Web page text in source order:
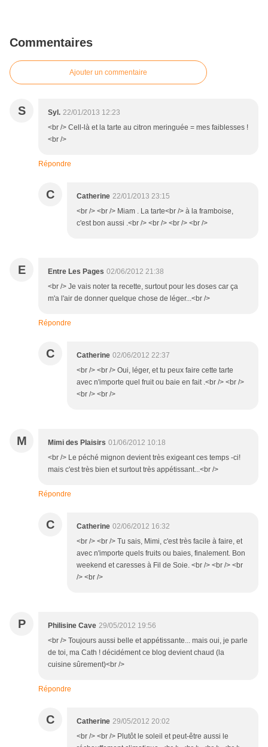
Commentaires
Ajouter un commentaire
S Syl. 22/01/2013 12:23
<br /> Cell-là et la tarte au citron meringuée = mes faiblesses !
<br />
Répondre
C Catherine 22/01/2013 23:15
<br /> <br /> Miam . La tarte<br /> à la framboise,
c'est bon aussi .<br /> <br /> <br /> <br />
E Entre Les Pages 02/06/2012 21:38
<br /> Je vais noter ta recette, surtout pour les doses car ça
m'a l'air de donner quelque chose de léger...<br />
Répondre
C Catherine 02/06/2012 22:37
<br /> <br /> Oui, léger, et tu peux faire cette tarte
avec n'importe quel fruit ou baie en fait .<br /> <br />
<br /> <br />
M Mimi des Plaisirs 01/06/2012 10:18
<br /> Le péché mignon devient très exigeant ces temps -ci!
mais c'est très bien et surtout très appétissant...<br />
Répondre
C Catherine 02/06/2012 16:32
<br /> <br /> Tu sais, Mimi, c'est très facile à faire, et
avec n'importe quels fruits ou baies, finalement. Bon
weekend et caresses à Fil de Soie. <br /> <br /> <br
/> <br />
P Philisine Cave 29/05/2012 19:56
<br /> Toujours aussi belle et appétissante... mais oui, je parle
de toi, ma Cath ! décidément ce blog devient chaud (la
cuisine sûrement)<br />
Répondre
C Catherine 29/05/2012 20:02
<br /> <br /> Plutôt le soleil et peut-être aussi le